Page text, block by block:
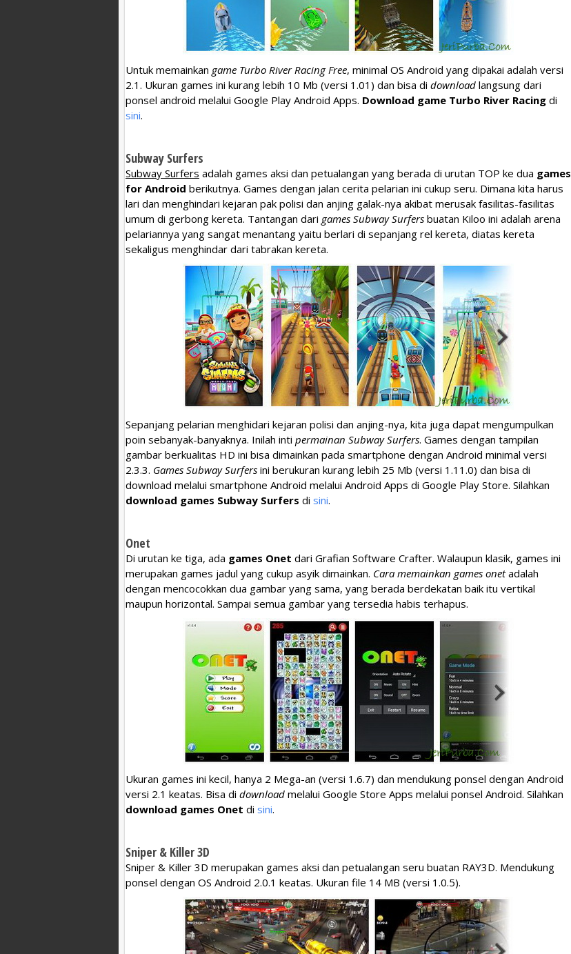
Untuk memainkan game Turbo River Racing Free, minimal OS Android yang dipakai adalah versi
2.1. Ukuran games ini kurang lebih 10 Mb (versi 1.01) dan bisa di download langsung dari
ponsel android melalui Google Play Android Apps. Download game Turbo River Racing di
sini.
Subway Surfers
Subway Surfers adalah games aksi dan petualangan yang berada di urutan TOP ke dua games
for Android berikutnya. Games dengan jalan cerita pelarian ini cukup seru. Dimana kita harus
lari dan menghindari kejaran pak polisi dan anjing galak-nya akibat merusak fasilitas-fasilitas
umum di gerbong kereta. Tantangan dari games Subway Surfers buatan Kiloo ini adalah arena
pelariannya yang sangat menantang yaitu berlari di sepanjang rel kereta, diatas kereta
sekaligus menghindar dari tabrakan kereta.
Sepanjang pelarian menghidari kejaran polisi dan anjing-nya, kita juga dapat mengumpulkan
poin sebanyak-banyaknya. Inilah inti permainan Subway Surfers. Games dengan tampilan
gambar berkualitas HD ini bisa dimainkan pada smartphone dengan Android minimal versi
2.3.3. Games Subway Surfers ini berukuran kurang lebih 25 Mb (versi 1.11.0) dan bisa di
download melalui smartphone Android melalui Android Apps di Google Play Store. Silahkan
download games Subway Surfers di sini.
Onet
Di urutan ke tiga, ada games Onet dari Grafian Software Crafter. Walaupun klasik, games ini
merupakan games jadul yang cukup asyik dimainkan. Cara memainkan games onetadalah
dengan mencocokkan dua gambar yang sama, yang berada berdekatan baik itu vertikal
maupun horizontal. Sampai semua gambar yang tersedia habis terhapus.
Ukuran games ini kecil, hanya 2 Mega-an (versi 1.6.7) dan mendukung ponsel dengan Android
versi 2.1 keatas. Bisa di download melalui Google Store Apps melalui ponsel Android. Silahkan
download games Onet di sini.
Sniper & Killer 3D
Sniper & Killer 3D merupakan games aksi dan petualangan seru buatan RAY3D. Mendukung
ponsel dengan OS Android 2.0.1 keatas. Ukuran file 14 MB (versi 1.0.5).